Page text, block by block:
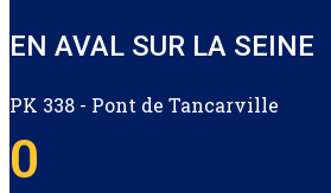
EN AVAL SUR LA SEINE
PK 338 - Pont de Tancarville
0